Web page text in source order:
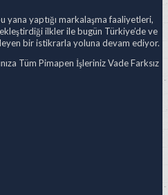
yana yaptığı markalaşma faaliyetleri,
ilkler ile bugün Türkiye’de ve
bir istikrarla yoluna devam ediyor.
Tüm Pimapen İşleriniz Vade Farksız